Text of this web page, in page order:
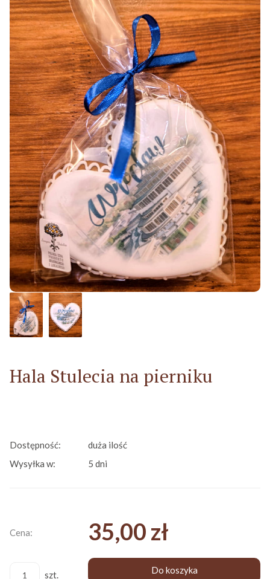
Hala Stulecia na pierniku
Dostępność:
duża ilość
Wysyłka w:
5 dni
Cena: 35,00 zł
szt. Do koszyka